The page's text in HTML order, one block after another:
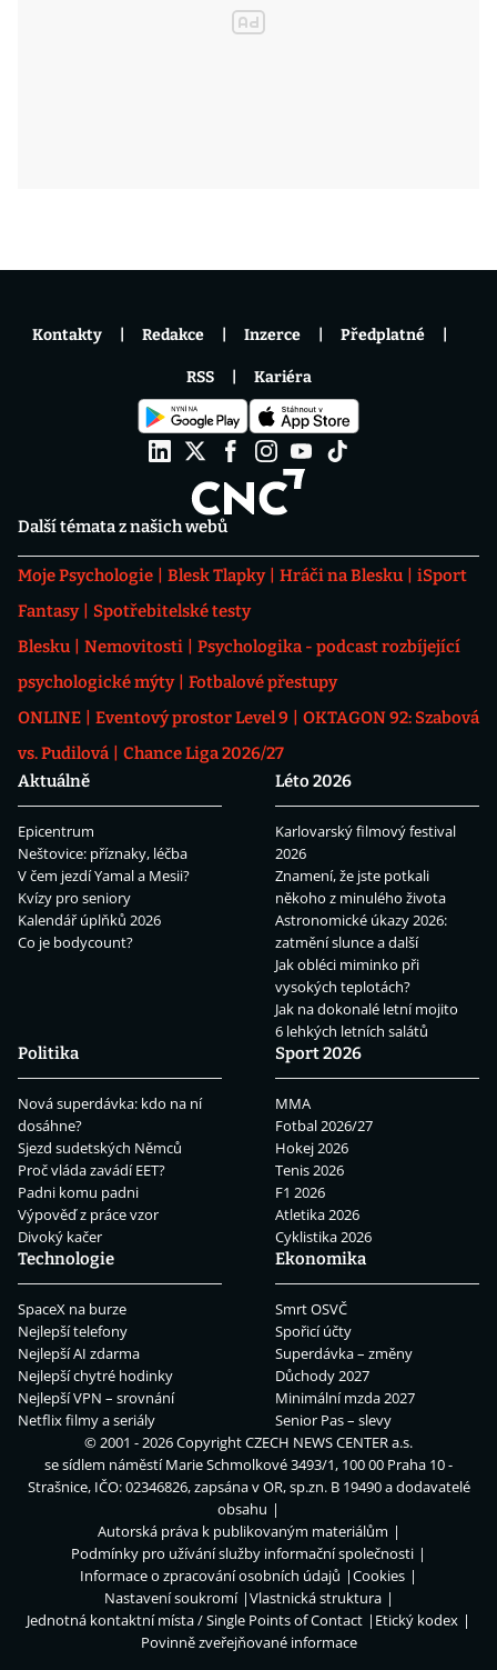
Další témata z našich webů
Moje Psychologie Blesk Tlapky Hráči na Blesku
iSport
Fantasy
Spotřebitelské testy
Blesku
Nemovitosti
Psychologika - podcast rozbíjející
psychologické mýty
Fotbalové přestupy
ONLINE
Eventový prostor Level 9
OKTAGON 92: Szabová
vs. Pudilová
Chance Liga 2026/27
Aktuálně
Epicentrum
Neštovice: příznaky, léčba
V čem jezdí Yamal a Mesii?
Kvízy pro seniory
Kalendář úplňků 2026
Co je bodycount?
Léto 2026
Karlovarský filmový festival
2026
Znamení, že jste potkali
někoho z minulého života
Astronomické úkazy 2026:
zatmění slunce a další
Jak obléci miminko při
vysokých teplotách?
Jak na dokonalé letní mojito
6 lehkých letních salátů
Politika
Nová superdávka: kdo na ní
dosáhne?
Sjezd sudetských Němců
Proč vláda zavádí EET?
Padni komu padni
Výpověď z práce vzor
Divoký kačer
Sport 2026
MMA
Fotbal 2026/27
Hokej 2026
Tenis 2026
F1 2026
Atletika 2026
Cyklistika 2026
Technologie
SpaceX na burze
Nejlepší telefony
Nejlepší AI zdarma
Nejlepší chytré hodinky
Nejlepší VPN – srovnání
Netflix filmy a seriály
Ekonomika
Smrt OSVČ
Spořicí účty
Superdávka – změny
Důchody 2027
Minimální mzda 2027
Senior Pas – slevy
Kontakty Redakce Inzerce Předplatné
RSS Kariéra
© 2001 - 2026 CopyrightCZECH NEWS CENTER a.s.
se sídlem náměstí Marie Schmolkové 3493/1, 100 00 Praha 10 -
Strašnice, IČO: 02346826, zapsána v OR, sp.zn. B 19490 a dodavatelé
obsahu
Autorská práva k publikovaným materiálům
Podmínky pro užívání služby informační společnosti
Informace o zpracování osobních údajů
Cookies
Nastavení soukromí
Vlastnická struktura
Jednotná kontaktní místa / Single Points of Contact
Etický kodex
Povinně zveřejňované informace